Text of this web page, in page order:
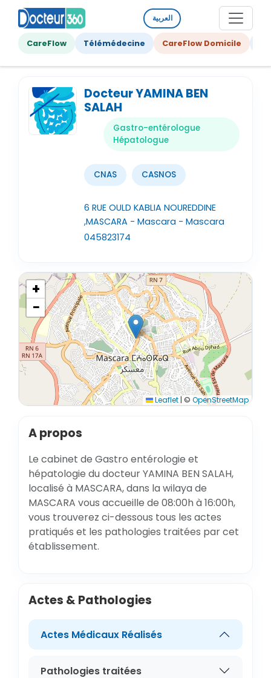
العربية
CareFlow Télémédecine CareFlow Domicile
Docteur YAMINA BEN
SALAH
Gastro-entérologue
Hépatologue
CNAS CASNOS
6 RUE OULD KABLIA NOUREDDINE
,MASCARA - Mascara - Mascara
045823174
+
−
Leaflet | © OpenStreetMap
A propos
Le cabinet de Gastro entérologie et
hépatologie du docteur YAMINA BEN SALAH,
localisé à MASCARA, dans la wilaya de
MASCARA vous accueille de 08:00h à 16:00h,
vous trouverez ci-dessous tous les actes
pratiqués et les pathologies traitées par cet
établissement.
Actes & Pathologies
Actes Médicaux Réalisés
Pathologies traitées